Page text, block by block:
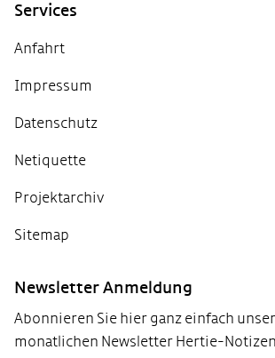
Services
Anfahrt
Impressum
Datenschutz
Netiquette
Projektarchiv
Sitemap
Newsletter Anmeldung
Abonnieren Sie hier ganz einfach
monatlichen Newsletter Hertie-